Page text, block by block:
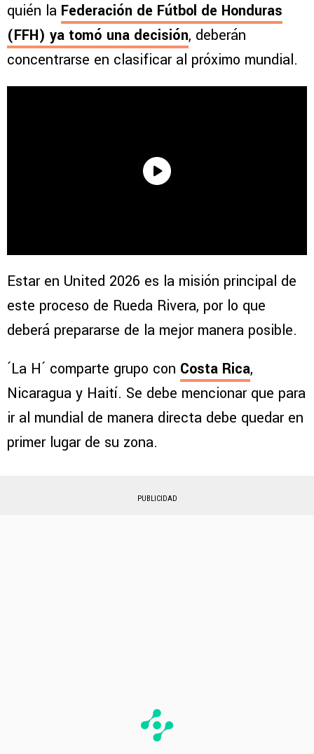
quién la Federación de Fútbol de Honduras
(FFH) ya tomó una decisión, deberán
concentrarse en clasificar al próximo mundial.
Estar en United 2026 es la misión principal de
este proceso de Rueda Rivera, por lo que
deberá prepararse de la mejor manera posible.
´La H´ comparte grupo con Costa Rica,
Nicaragua y Haití. Se debe mencionar que para
ir al mundial de manera directa debe quedar en
primer lugar de su zona.
PUBLICIDAD